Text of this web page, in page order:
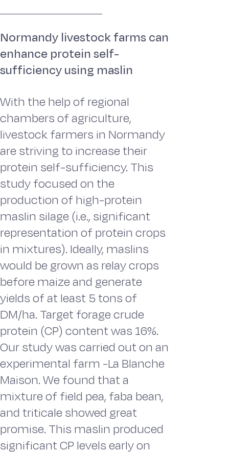
Normandy livestock farms can
enhance protein self-
sufficiency using maslin
With the help of regional
chambers of agriculture,
livestock farmers in Normandy
are striving to increase their
protein self-sufficiency. This
study focused on the
production of high-protein
maslin silage (i.e., significant
representation of protein crops
in mixtures). Ideally, maslins
would be grown as relay crops
before maize and generate
yields of at least 5 tons of
DM/ha. Target forage crude
protein (CP) content was 16%.
Our study was carried out on an
experimental farm -La Blanche
Maison. We found that a
mixture of field pea, faba bean,
and triticale showed great
promise. This maslin produced
significant CP levels early on